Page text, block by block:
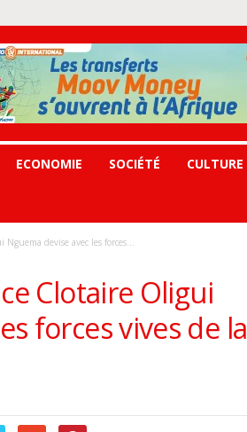
ECONOMIE SOCIÉTÉ CULTURE
devise avec les forces...
Clotaire Oligui
forces vives de la